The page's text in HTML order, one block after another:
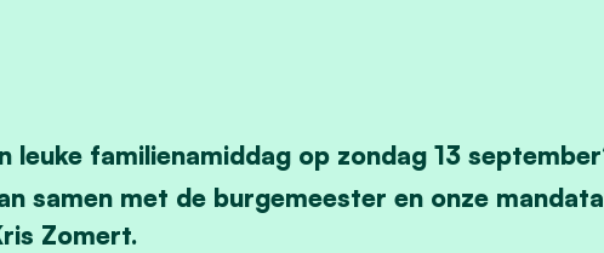
leuke familienamiddag op zondag 13
samen met de burgemeester en onze
Zomert.